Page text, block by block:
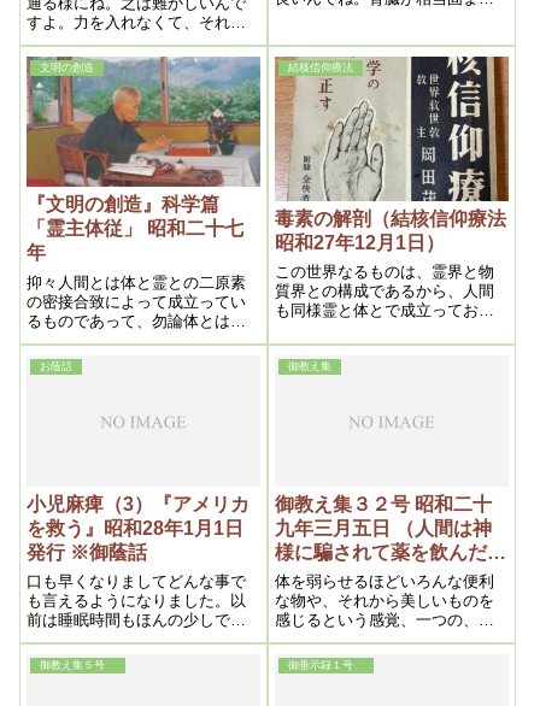
すよ。力を入れなくて、それで
向うに通すんですからね。それ
から偏食は結構だ。一つ物を食
べるのは結構だ。
文明の創造
『文明の創造』科学篇
「霊主体従」 昭和二十七
年
抑々人間とは体と霊との二原素
の密接合致によって成立ってい
るものであって、勿論体とは眼
に見ゆる物質で誰にも判るが、
霊とは眼に映らないものである
以上、長い間分からなかったの
る一種のエーテルの如きもので
結核信仰療法
毒素の解剖（結核信仰療法
昭和27年12月1日）
この世界なるものは、霊界と物
質界との構成であるから、人間
も同様霊と体とで成立ってお
て、霊体一致が原則である。と
いう訳で霊の曇りが体に映れば
お蔭話
小児麻痺（3）『アメリカ
を救う』昭和28年1月1日
発行 ※御蔭話
口も早くなりましてどんな事で
も言えるようになりました。以
前は睡眠時間もほんの少しであ
りましたのがただ今では十時間
位の睡眠をとるようになり、食
事もうんと戴くようになり、そ
御教え集
御教え集３２号 昭和二十
九年三月五日 （人間は神
様に騙されて薬を飲んだ）
昭和二十九年四月十五日発
行
体を弱らせるほどいろんな便利
な物や、それから美しいものを
感じるという感覚、一つの、神
経が鋭くなるとか、或いはもの
に感じやすい体を弱らせるほど
いろんな便利な物や、それから
御教え集５号 御垂示録１号